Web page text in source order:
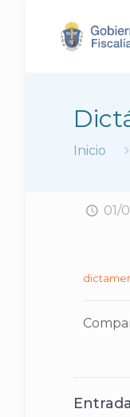
Inicio
01/